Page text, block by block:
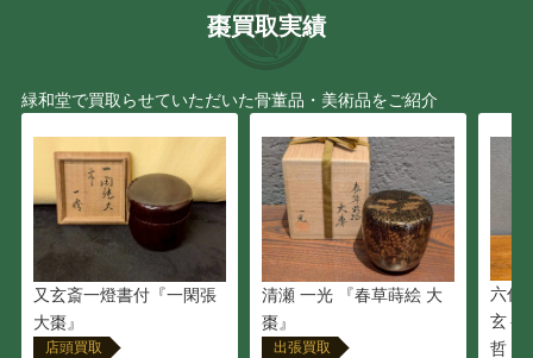
棗買取実績
緑和堂で買取らせていただいた骨董品・美術品をご紹介
又玄斎一燈書付『一閑張
大棗』
店頭買取
清瀬 一光 『春草蒔絵 大
棗』
出張買取
六代
玄々
哲・